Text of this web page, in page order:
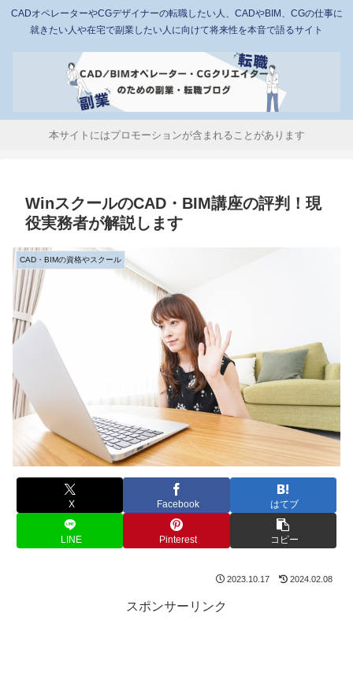
CADオペレーターやCGデザイナーの転職したい人、CADやBIM、CGの仕事に
就きたい人や在宅で副業したい人に向けて将来性を本音で語るサイト
本サイトにはプロモーションが含まれることがあります
WinスクールのCAD・BIM講座の評判！現
役実務者が解説します
CAD・BIMの資格やスクール
X Facebook はてブ
LINE Pinterest コピー
2023.10.17 2024.02.08
スポンサーリンク